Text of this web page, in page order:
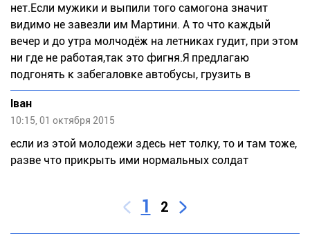
нет.Если мужики и выпили того самогона значит
видимо не завезли им Мартини. А то что каждый
вечер и до утра молчодёж на летниках гудит, при этом
ни где не работая,так это фигня.Я предлагаю
подгонять к забегаловке автобусы, грузить в
Іван
10:15, 01 октября 2015
если из этой молодежи здесь нет толку, то и там тоже,
разве что прикрыть ими нормальных солдат
1 2